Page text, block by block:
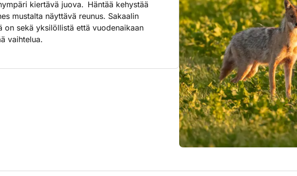
kiertävä juova. Häntää kehystää
mustalta näyttävä reunus. Sakaalin
on sekä yksilöllistä että vuodenaikaan
vaihtelua.